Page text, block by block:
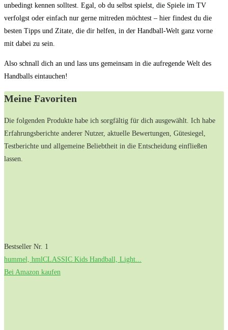
unbedingt kennen ⁢solltest. Egal, ob du selbst spielst, die ⁢Spiele im TV
verfolgst oder einfach nur gerne⁢ mitreden möchtest – hier findest du die
besten Tipps und Zitate,‌ die dir helfen,⁤ in der Handball-Welt ganz vorne
mit dabei zu sein.‌
Also schnall dich an und lass uns gemeinsam in die ​aufregende Welt ‍des ​
Handballs eintauchen!
Meine ⁤Favoriten
Die folgenden‌ Produkte habe ich ‌sorgfältig​ für dich ausgewählt. ⁤Ich habe
Erfahrungsberichte anderer Nutzer, aktuelle‌ Bewertungen, Gütesiegel,
Testberichte und‌ allgemeine Beliebtheit in die Entscheidung einfließen
lassen.
Bestseller Nr. 1
hummel, hmlCLASSIC Kids Handball, Light...
Bei Amazon kaufen